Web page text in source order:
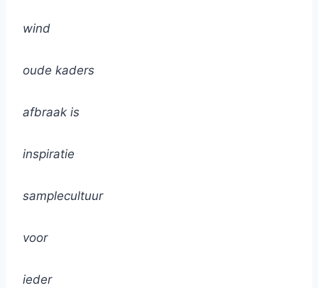
wind
oude kaders
afbraak is
inspiratie
samplecultuur
voor
ieder